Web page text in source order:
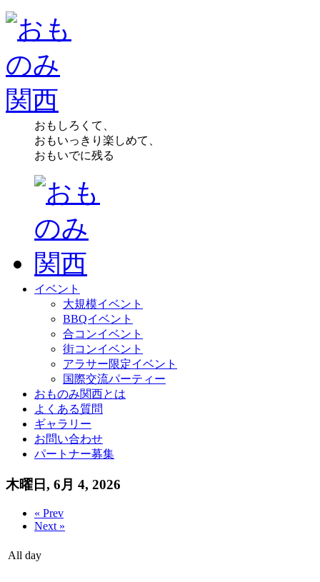
おもしろくて、
おもいっきり楽しめて、
おもいでに残る
イベント
大規模イベント
BBQイベント
合コンイベント
街コンイベント
アラサー限定イベント
国際交流パーティー
おものみ関西とは
よくある質問
ギャラリー
お問い合わせ
パートナー募集
木曜日, 6月 4, 2026
« Prev
Next »
All day